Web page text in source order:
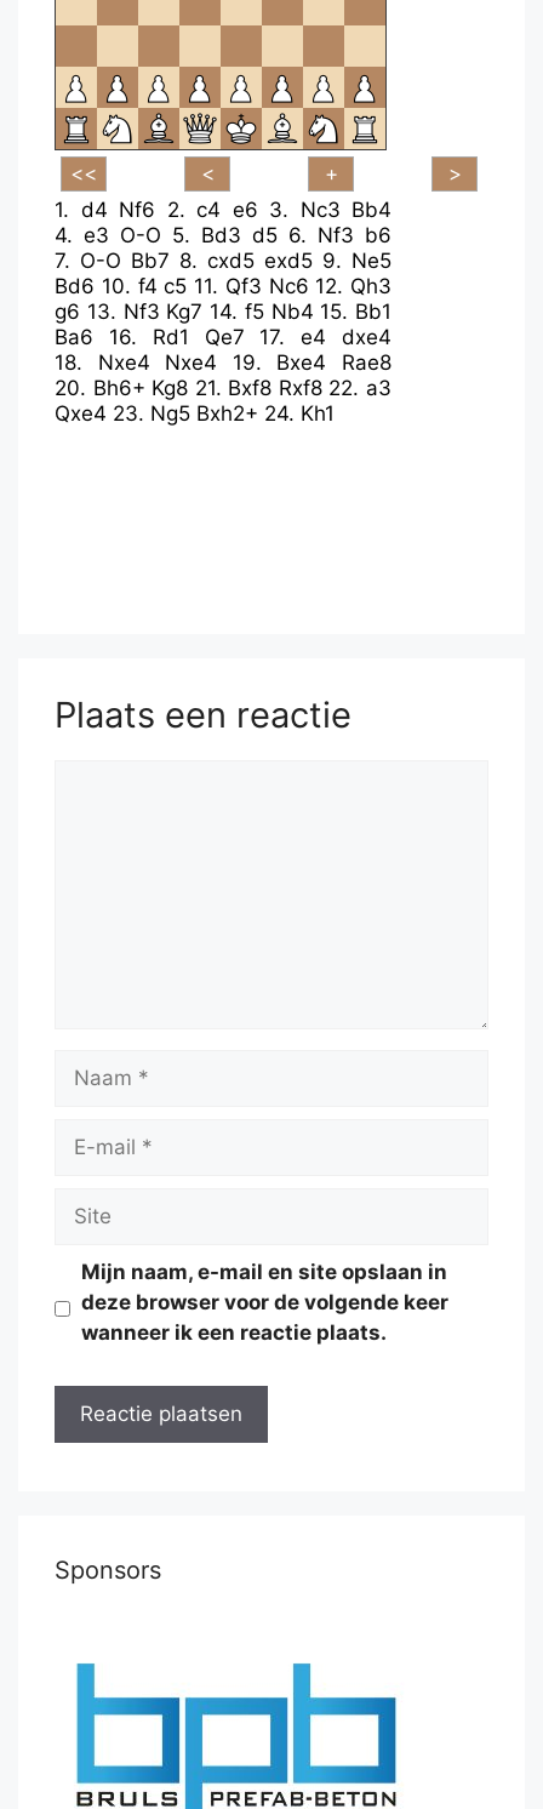
1. d4 Nf6 2. c4 e6 3. Nc3 Bb4
4. e3 O-O 5. Bd3 d5 6. Nf3 b6
7. O-O Bb7 8. cxd5 exd5 9. Ne5
Bd6 10. f4 c5 11. Qf3 Nc6 12. Qh3
g6 13. Nf3 Kg7 14. f5 Nb4 15. Bb1
Ba6
16. Rd1 Qe7 17.e4
dxe4
18. Nxe4 Nxe4 19. Bxe4
Rae8
20. Bh6+ Kg8 21. Bxf8 Rxf8 22. a3
Qxe4 23. Ng5 Bxh2+ 24. Kh1
Plaats een reactie
Naam
Site
Mijn naam, e-mail en site opslaan in
deze browser voor de volgende keer
wanneer ik een reactie plaats.
Sponsors